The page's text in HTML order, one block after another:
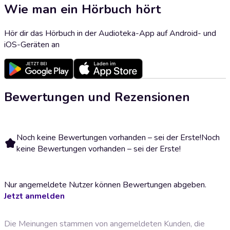
Wie man ein Hörbuch hört
Hör dir das Hörbuch in der Audioteka-App auf Android- und
iOS-Geräten an
Bewertungen und Rezensionen
Noch keine Bewertungen vorhanden – sei der Erste!Noch
keine Bewertungen vorhanden – sei der Erste!
Nur angemeldete Nutzer können Bewertungen abgeben.
Jetzt anmelden
Die Meinungen stammen von angemeldeten Kunden, die